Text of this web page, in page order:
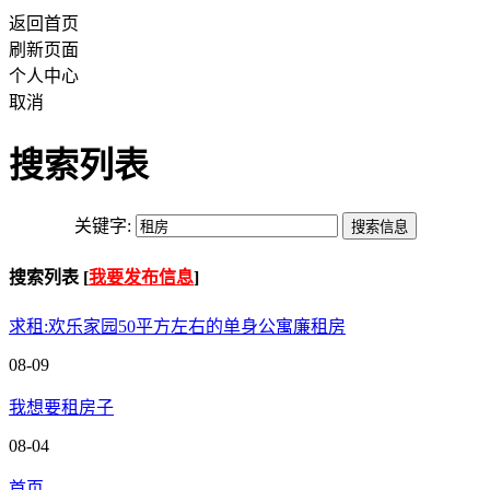
返回首页
刷新页面
个人中心
取消
搜索列表
关键字:
搜索列表 [我要发布信息]
求租:欢乐家园50平方左右的单身公寓廉租房
08-09
我想要租房子
08-04